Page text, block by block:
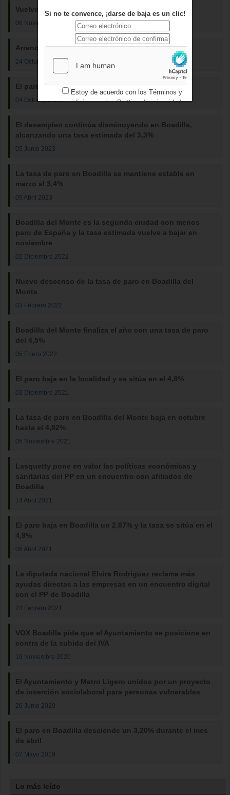
Vuelve a bajar el paro en Boadilla del Monte
06 Noviembre 2023
Arranca el taller de Búsqueda Activa de Empleo
24 Octubre 2023
El paro sigue bajando en Boadilla del Monte
04 Octubre 2023
El desempleo continúa disminuyendo en Boadilla,
alcanzando una tasa estimada del 3,3%
05 Junio 2023
La tasa de paro en Boadilla se mantiene estable en
marzo al 3,4%
05 Abril 2023
Boadilla del Monte es la segunda ciudad con menos
paro de España y la tasa estimada vuelve a bajar en
noviembre
02 Diciembre 2022
Nuevo descenso de la tasa de paro en Boadilla del
Monte
03 Febrero 2022
Boadilla del Monte finaliza el año con una tasa de paro
del 4,5%
05 Enero 2022
El paro baja en la localidad y se sitúa en el 4,8%
03 Diciembre 2021
La tasa de paro en Boadilla del Monte baja en octubre
hasta el 4,82%
05 Noviembre 2021
Lasquetty pone en valor las políticas económicas y
sanitarias del PP en un encuentro con afiliados de
Boadilla
14 Abril 2021
El paro baja en Boadilla un 2,87% y la tasa se sitúa en el
4,9%
06 Abril 2021
La diputada nacional Elvira Rodríguez reclama más
ayudas directas a las empresas en un encuentro digital
con el PP de Boadilla
23 Febrero 2021
VOX Boadilla pide que el Ayuntamiento se posicione en
contra de la subida del IVA
19 Noviembre 2020
El Ayuntamiento y Metro Ligero unidos por un proyecto
de inserción sociolaboral para personas vulnerables
26 Junio 2020
El paro en Boadilla desciende un 3,20% durante el mes
de abril
07 Mayo 2019
Lo más leído
Si no te convence, ¡darse de baja es un clic!
Estoy de acuerdo con los Términos y
condicionesy losPolítica de privacidad